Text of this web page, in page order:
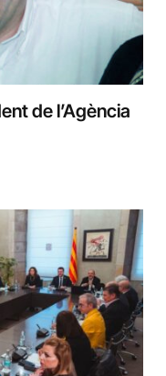
de l’Agència